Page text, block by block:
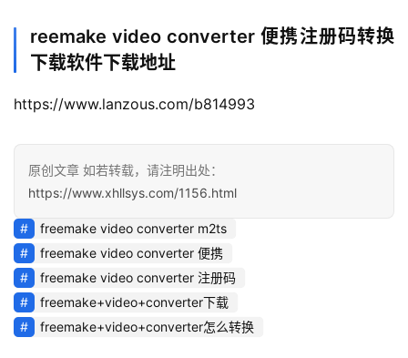
reemake video converter 便携注册码转换
下载软件下载地址
https://www.lanzous.com/b814993
原创文章 如若转载，请注明出处：
https://www.xhllsys.com/1156.html
freemake video converter m2ts
freemake video converter 便携
freemake video converter 注册码
freemake+video+converter下载
freemake+video+converter怎么转换